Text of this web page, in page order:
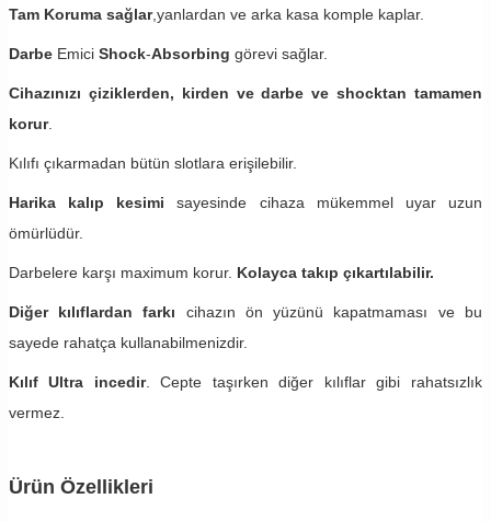
Tam Koruma sağlar,yanlardan ve arka kasa komple kaplar.
Darbe Emici Shock-Absorbing görevi sağlar.
Cihazınızı çiziklerden, kirden ve darbe ve shocktan tamamen
korur.
Kılıfı çıkarmadan bütün slotlara erişilebilir.
Harika kalıp kesimi sayesinde cihaza mükemmel uyar uzun
ömürlüdür.
Darbelere karşı maximum korur. Kolayca takıp çıkartılabilir.
Diğer kılıflardan farkı cihazın ön yüzünü kapatmaması ve bu
sayede rahatça kullanabilmenizdir.
Kılıf Ultra incedir. Cepte taşırken diğer kılıflar gibi rahatsızlık
vermez.
Ürün Özellikleri